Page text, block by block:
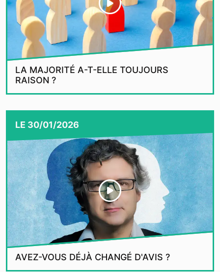
LA MAJORITÉ A-T-ELLE TOUJOURS
RAISON ?
LE 30/01/2026
AVEZ-VOUS DÉJÀ CHANGÉ D'AVIS ?